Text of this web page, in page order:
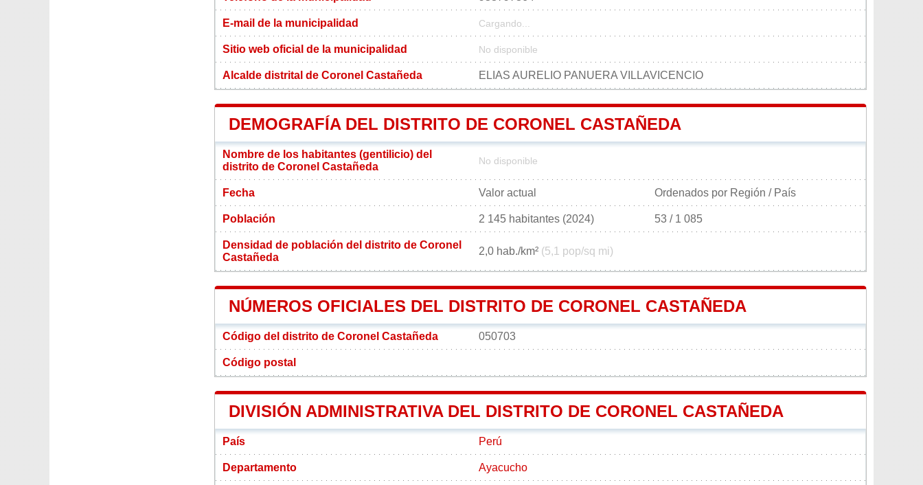
E-mail de la municipalidad Cargando...
Sitio web oficial de la municipalidad No disponible
Alcalde distrital de Coronel Castañeda ELIAS AURELIO PANUERA VILLAVICENCIO
DEMOGRAFÍA DEL DISTRITO DE CORONEL CASTAÑEDA
Nombre de los habitantes (gentilicio) del
distrito de Coronel Castañeda
No disponible
Fecha Valor actual Ordenados por Región / País
Población 2 145 habitantes (2024) 53 / 1 085
Densidad de población del distrito de Coronel
Castañeda
2,0 hab./km² (5,1 pop/sq mi)
NÚMEROS OFICIALES DEL DISTRITO DE CORONEL CASTAÑEDA
Código del distrito de Coronel Castañeda 050703
Código postal
DIVISIÓN ADMINISTRATIVA DEL DISTRITO DE CORONEL CASTAÑEDA
País Perú
Departamento Ayacucho